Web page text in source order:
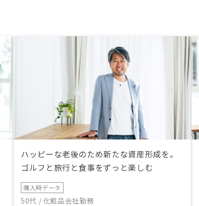
ハッピーな老後のため新たな資産形成を。
ゴルフと旅行と食事をずっと楽しむ
購入時データ
50代 / 化粧品会社勤務